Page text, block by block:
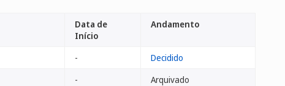
Data de
Início
Andamento
-
Decidido
- Arquivado